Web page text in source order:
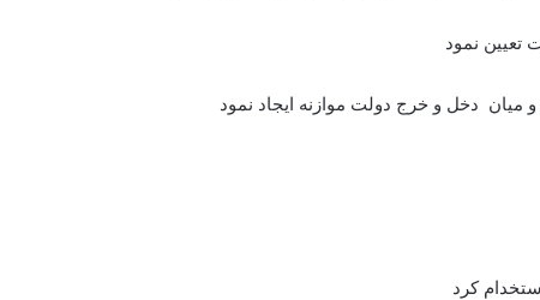
تعیین نمود
میان دخل و خرج دولت موازنه ایجاد نمود
کرد